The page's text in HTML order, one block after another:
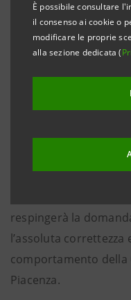
È possibile consultare
il consenso ai cookie o
modificare le proprie
alla sezione dedicata (
del Gruppo
importo non
corrispondente
RIBA nel periodo
la declaratoria di
Il Gruppo Intesa
respingerà la
l’assoluta
comportamento della
Piacenza.